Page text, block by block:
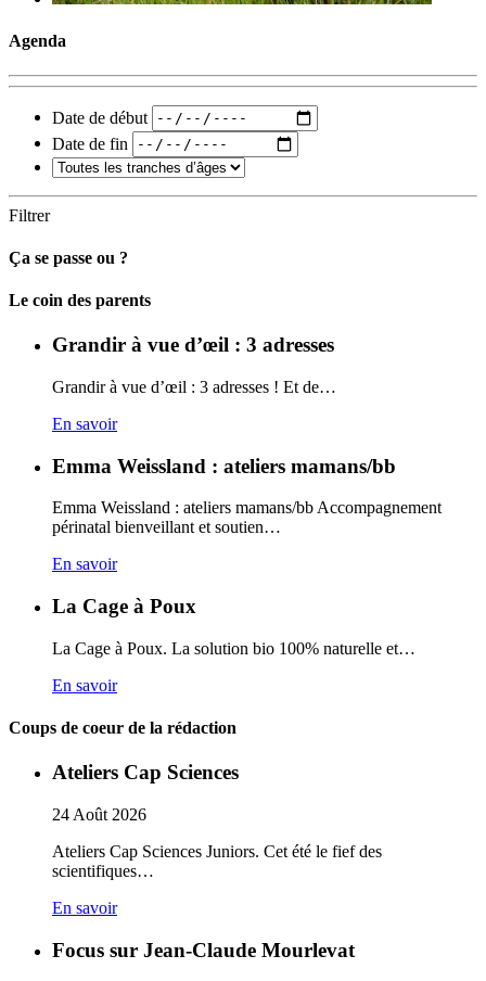
Agenda
Date de début
Date de fin
Filtrer
Ça se passe ou ?
Carto
Le coin des parents
Grandir à vue d’œil : 3 adresses
Grandir à vue d’œil : 3 adresses ! Et de…
En savoir
Emma Weissland : ateliers mamans/bb
Emma Weissland : ateliers mamans/bb Accompagnement
périnatal bienveillant et soutien…
En savoir
La Cage à Poux
La Cage à Poux. La solution bio 100% naturelle et…
En savoir
Coups de coeur de la rédaction
Ateliers Cap Sciences
24 Août 2026
Ateliers Cap Sciences Juniors. Cet été le fief des
scientifiques…
En savoir
Focus sur Jean-Claude Mourlevat